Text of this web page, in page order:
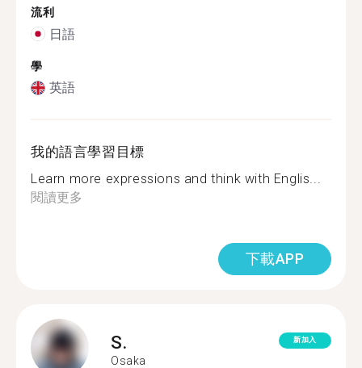
流利
日語
學
英語
我的語言學習目標
Learn more expressions and think with Englis...
閱讀更多
下載APP
S.
Osaka
新加入